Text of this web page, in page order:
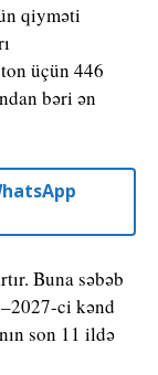
qiyməti
üçün 446
bəri ən
Buna səbəb
ci kənd
son 11 ildə